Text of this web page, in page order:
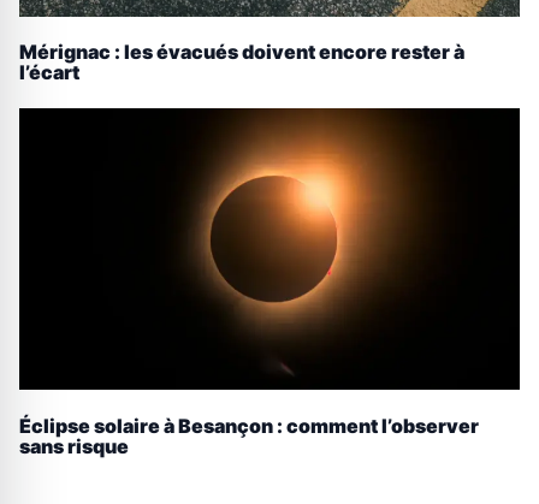
Mérignac : les évacués doivent encore rester à
l’écart
Éclipse solaire à Besançon : comment l’observer
sans risque